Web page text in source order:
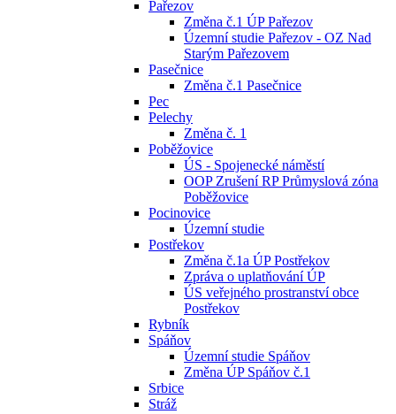
Pařezov
Změna č.1 ÚP Pařezov
Územní studie Pařezov - OZ Nad
Starým Pařezovem
Pasečnice
Změna č.1 Pasečnice
Pec
Pelechy
Změna č. 1
Poběžovice
ÚS - Spojenecké náměstí
OOP Zrušení RP Průmyslová zóna
Poběžovice
Pocinovice
Územní studie
Postřekov
Změna č.1a ÚP Postřekov
Zpráva o uplatňování ÚP
ÚS veřejného prostranství obce
Postřekov
Rybník
Spáňov
Územní studie Spáňov
Změna ÚP Spáňov č.1
Srbice
Stráž